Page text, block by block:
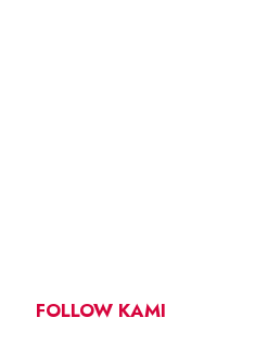
FOLLOW KAMI